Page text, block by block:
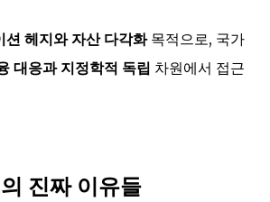
션 헤지와 자산 다각화목적으로, 국가
대응과 지정학적 독립 차원에서 접근
진짜 이유들